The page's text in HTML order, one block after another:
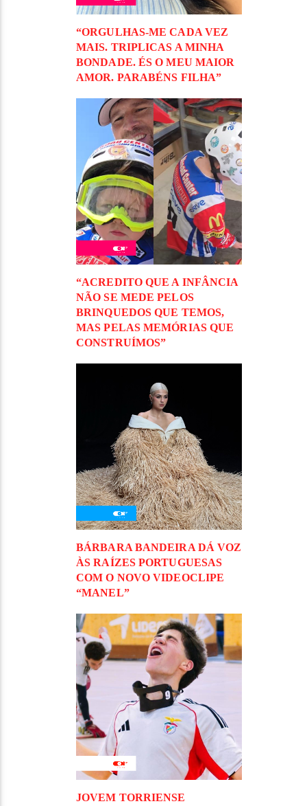
“ORGULHAS-ME CADA VEZ
MAIS. TRIPLICAS A MINHA
BONDADE. ÉS O MEU MAIOR
AMOR. PARABÉNS FILHA”
“ACREDITO QUE A INFÂNCIA
NÃO SE MEDE PELOS
BRINQUEDOS QUE TEMOS,
MAS PELAS MEMÓRIAS QUE
CONSTRUÍMOS”
BÁRBARA BANDEIRA DÁ VOZ
ÀS RAÍZES PORTUGUESAS
COM O NOVO VIDEOCLIPE
“MANEL”
JOVEM TORRIENSE